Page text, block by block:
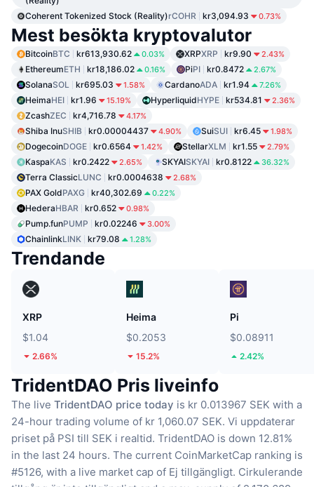
Coherent Tokenized Stock (Reality)rCOHR kr3,094.93 0.73%
Mest besökta kryptovalutor
BitcoinBTC kr613,930.62 0.03% XRPXRP kr9.90 2.43%
EthereumETH kr18,186.02 0.16% PiPI kr0.8472 2.67%
SolanaSOL kr695.03 1.58% CardanoADA kr1.94 7.26%
HeimaHEI kr1.96 15.19% HyperliquidHYPE kr534.81 2.36%
ZcashZEC kr4,716.78 4.17%
Shiba InuSHIB kr0.00004437 4.90% SuiSUI kr6.45 1.98%
DogecoinDOGE kr0.6564 1.42% StellarXLM kr1.55 2.79%
KaspaKAS kr0.2422 2.65% SKYAISKYAI kr0.8122 36.32%
Terra ClassicLUNC kr0.0004638 2.68%
PAX GoldPAXG kr40,302.69 0.22%
HederaHBAR kr0.652 0.98%
Pump.funPUMP kr0.02246 3.00%
ChainlinkLINK kr79.08 1.28%
Trendande
XRP
$1.04
2.66%
Heima
$0.2053
15.2%
Pi
$0.08911
2.42%
TridentDAO Pris liveinfo
The live TridentDAO price today is kr 0.013967 SEK with a
24-hour trading volume of kr 1,060.07 SEK. Vi uppdaterar
priset på PSI till SEK i realtid. TridentDAO is down 12.81%
in the last 24 hours. The current CoinMarketCap ranking is
#5126, with a live market cap of Ej tillgängligt. Cirkulerande